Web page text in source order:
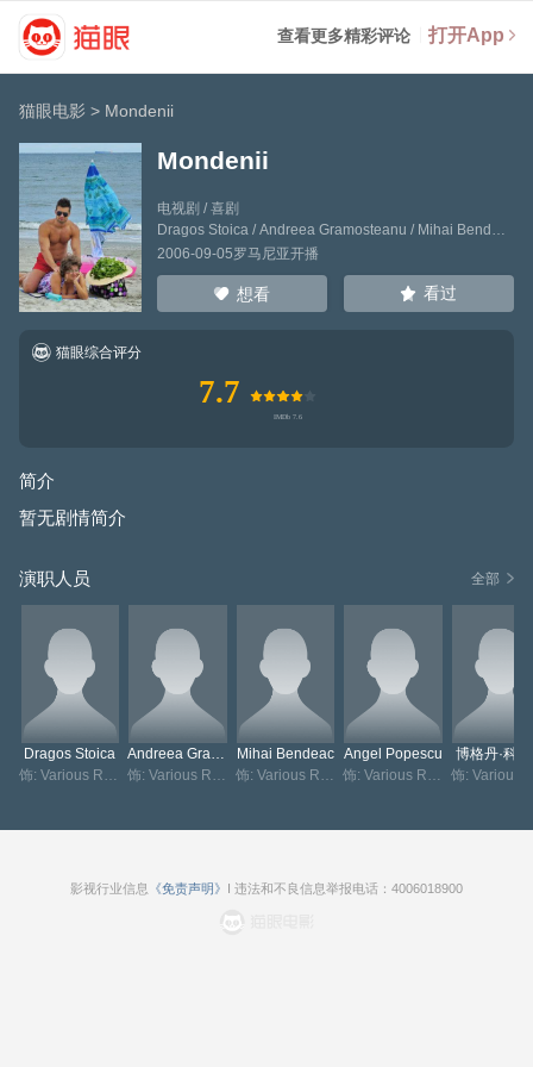
查看更多精彩评论 打开App
猫眼电影 > Mondenii
Mondenii
电视剧 / 喜剧
Dragos Stoica/ Andreea Gramosteanu / Mihai Bendeac
2006-09-05罗马尼亚开播
想看 看过
猫眼综合评分
7.7
简介
暂无剧情简介
演职人员 全部
Dragos Stoica
Mihai Bendeac Angel Popescu
博格丹·科
影视行业信息 《免责声明》 I 违法和不良信息举报电话：4006018900